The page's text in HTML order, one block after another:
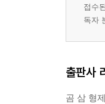
접수
독자
출판사
곰 삼 형